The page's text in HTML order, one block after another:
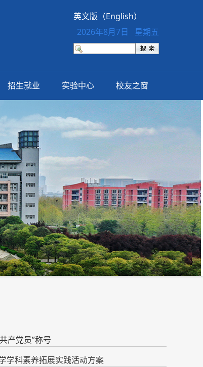
英文版（English）
2026年8月7日 星期五
招生就业 实验中心 校友之窗
产党员”称号
学科素养拓展实践活动方案